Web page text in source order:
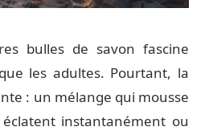
bulles de savon fascine
les adultes. Pourtant, la
: un mélange qui mousse
instantanément ou